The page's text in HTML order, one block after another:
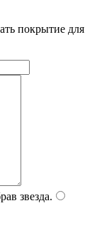
покрытие для
звезда.